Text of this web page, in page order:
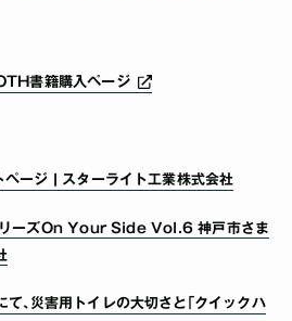
書籍購入ページ
ページ | スターライト工業株式会社
リーズOn Your Side Vol.6 神戸市さま
て､災害用トイレの大切さと｢クイックハ